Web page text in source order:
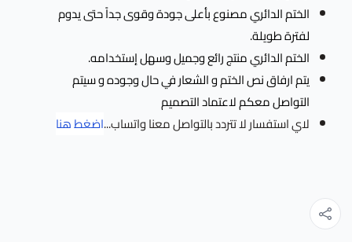
الختم الدائري مصنوع بأعلى جودة وقوى جداً حتى يدوم
لفترة طويلة.
الختم الدائري منتج رائع وجميل وسهل إستخدامه.
يتم ارفاق نص الختم و الشعار في حال وجوده و سيتم
التواصل معكم لاعتماد التصميم
لاي استفسار لا تتردد بالتواصل معناواتساب...اضغط هنا